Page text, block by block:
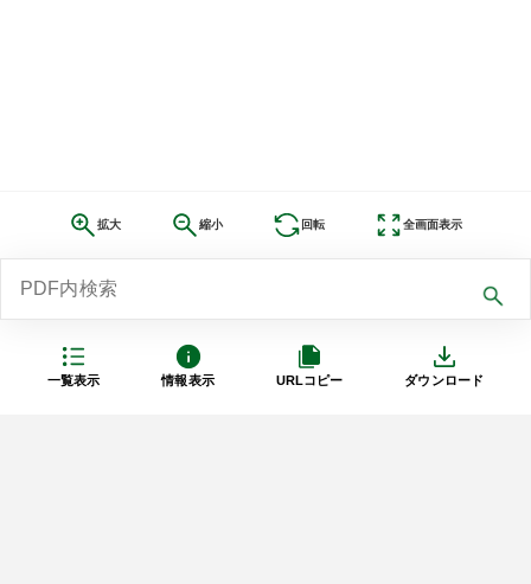
一覧表示 情報表示 URLコピー ダウンロード
拡大 縮小 回転 全画面表示